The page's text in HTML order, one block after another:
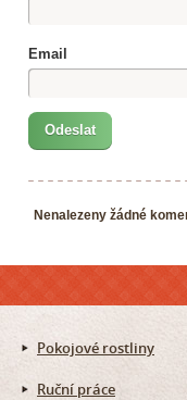
Email
Nenalezeny žádné
Pokojové rostliny
Ruční práce